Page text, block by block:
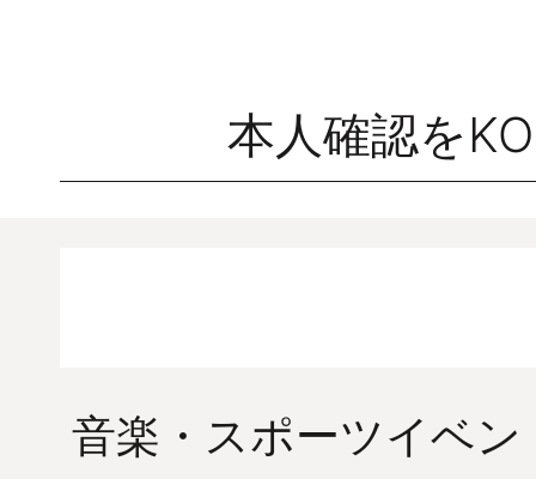
本人確認を
音楽・スポーツイベ